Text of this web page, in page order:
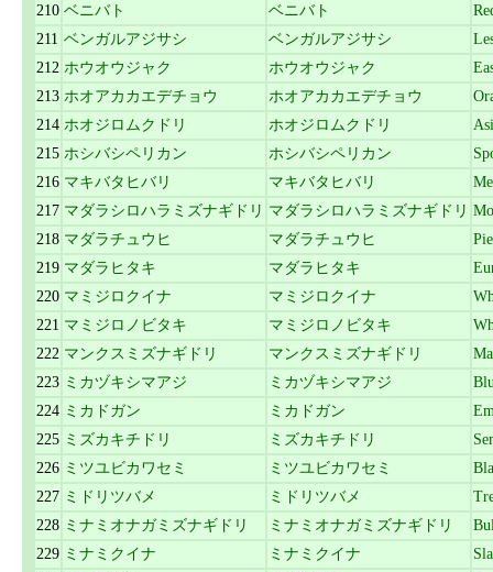
210 ベニバト ベニバト
211 ベンガルアジサシ ベンガルアジサシ
212 ホウオウジャク ホウオウジャク
213 ホオアカカエデチョウ ホオアカカエデチョウ
214 ホオジロムクドリ ホオジロムクドリ
215 ホシバシペリカン ホシバシペリカン
216 マキバタヒバリ マキバタヒバリ
217 マダラシロハラミズナギドリ マダラシロハラミズナギドリ
218 マダラチュウヒ マダラチュウヒ
219 マダラヒタキ マダラヒタキ
220 マミジロクイナ マミジロクイナ
221 マミジロノビタキ マミジロノビタキ
222 マンクスミズナギドリ マンクスミズナギドリ
223 ミカヅキシマアジ ミカヅキシマアジ
224 ミカドガン ミカドガン
225 ミズカキチドリ ミズカキチドリ
226 ミツユビカワセミ ミツユビカワセミ
227 ミドリツバメ ミドリツバメ
228 ミナミオナガミズナギドリ ミナミオナガミズナギドリ
229 ミナミクイナ ミナミクイナ